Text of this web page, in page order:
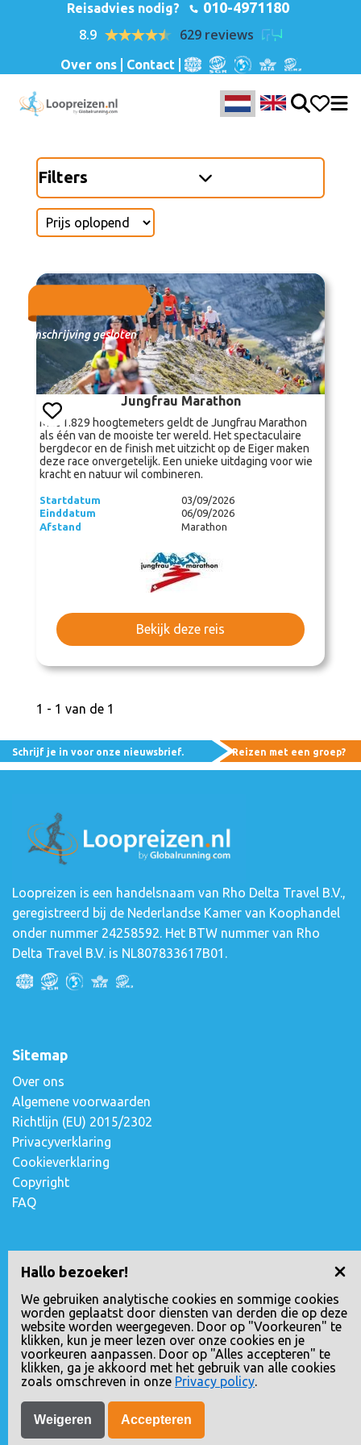
Reisadvies nodig? 010-4971180
8.9 629 reviews
Over ons Contact
Filters
Inschrijving gesloten
Jungfrau Marathon
Met 1.829 hoogtemeters geldt de Jungfrau Marathon
als één van de mooiste ter wereld. Het spectaculaire
bergdecor en de finish met uitzicht op de Eiger maken
deze race onvergetelijk. Een unieke uitdaging voor wie
kracht en natuur wil combineren.
Startdatum
03/09/2026
Einddatum
06/09/2026
Afstand
Marathon
Bekijk deze reis
1 - 1 van de 1
Hallo bezoeker!
We gebruiken analytische cookies en sommige cookies
worden geplaatst door diensten van derden die op deze
website worden weergegeven. Door op "Voorkeuren" te
klikken, kun je meer lezen over onze cookies en je
voorkeuren aanpassen. Door op "Alles accepteren" te
klikken, ga je akkoord met het gebruik van alle cookies
zoals omschreven in onze Privacy policy.
Weigeren Accepteren
Schrijf je in voor onze nieuwsbrief. Reizen met een groep?
Loopreizen is een handelsnaam van Rho Delta Travel B.V.,
geregistreerd bij de Nederlandse Kamer van Koophandel
onder nummer 24258592. Het BTW nummer van Rho
Delta Travel B.V. is NL807833617B01.
Sitemap
Over ons
Algemene voorwaarden
Richtlijn (EU) 2015/2302
Privacyverklaring
Cookieverklaring
Copyright
FAQ
Contact opnemen
Escudostraat 2
2991 XV Barendrecht, Nederland
010-4971180
info@loopreizen.nl
KVK nr.: 24258592